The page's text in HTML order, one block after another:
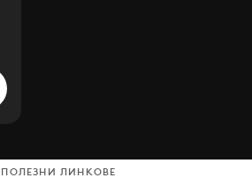
ПОЛЕЗНИ ЛИНКОВЕ